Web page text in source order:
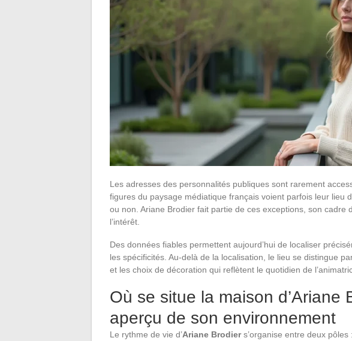
Les adresses des personnalités publiques sont rarement
figures du paysage médiatique français voient parfois leur lieu
ou non. Ariane Brodier fait partie de ces exceptions, son cadre
l’intérêt.
Des données fiables permettent aujourd’hui de localiser
les spécificités. Au-delà de la localisation, le lieu se distingue
et les choix de décoration qui reflètent le quotidien de
Où se situe la maison d’Ariane
aperçu de son environnement
Le rythme de vie d’Ariane Brodiers’organise entre deux